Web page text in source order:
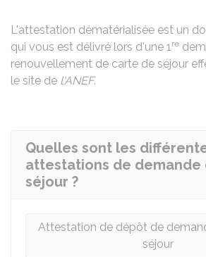
L'attestation dématérialisée est un
qui vous est délivré lors d'une 1re
renouvellement de carte de séjour
le site de l'ANEF.
Quelles sont les
attestations de demande
séjour ?
Attestation de dépôt de
séjour